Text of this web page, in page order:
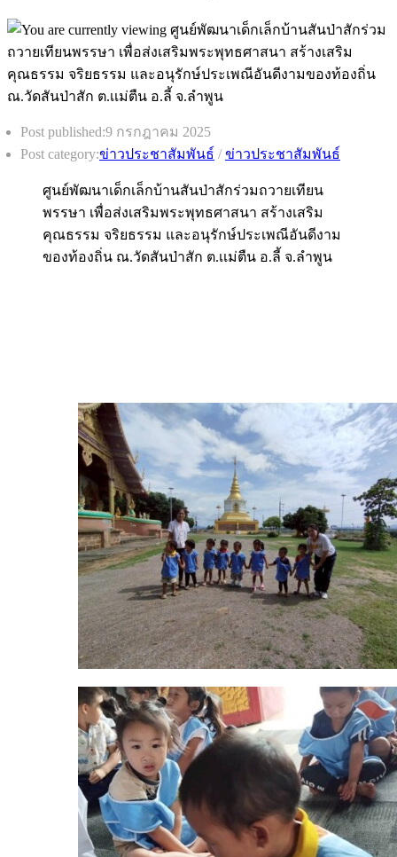
Post published:9 กรกฎาคม 2025
Post category:ข่าวประชาสัมพันธ์ / ข่าวประชาสัมพันธ์
ศูนย์พัฒนาเด็กเล็กบ้านสันป่าสักร่วมถวายเทียน
พรรษา เพื่อส่งเสริมพระพุทธศาสนา สร้างเสริม
คุณธรรม จริยธรรม และอนุรักษ์ประเพณีอันดีงาม
ของท้องถิ่น ณ.วัดสันป่าสัก ต.เเม่ตืน อ.ลี้ จ.ลำพูน